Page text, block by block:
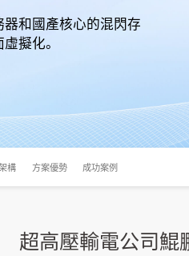
和國產核心的混閃存
擬化。
構 方案優勢 成功案例
超高壓輸電公司鯤